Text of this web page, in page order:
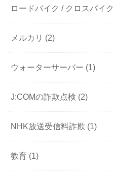
ロードバイク / クロスバイク
メルカリ (2)
ウォーターサーバー (1)
J:COMの詐欺点検 (2)
NHK放送受信料詐欺 (1)
教育 (1)